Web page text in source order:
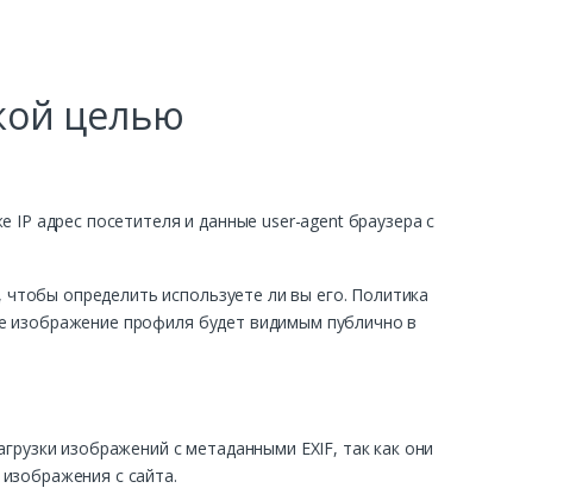
целью
адрес посетителя и данные user-agent браузера с
определить используете ли вы его. Политика
изображение профиля будет видимым публично в
изображений с метаданными EXIF, так как они
с сайта.